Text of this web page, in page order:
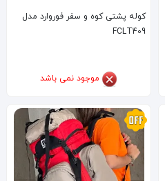
کوله پشتی کوه و سفر فوروارد مدل
FCLT409
موجود نمی باشد